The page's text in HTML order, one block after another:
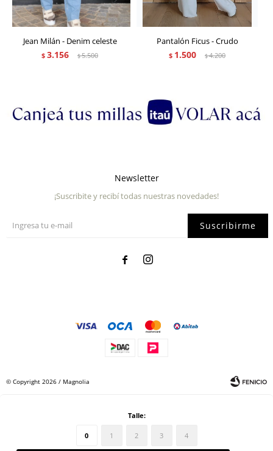
Talle:
0 1 2 3 4
Jean Milán - Denim celeste
$ 3.156 $5.500
Pantalón Ficus - Crudo
$ 1.500 $4.200
Newsletter
¡Suscribite y recibí todas nuestras novedades!
Suscribirme
 
© Copyright 2026 / Magnolia